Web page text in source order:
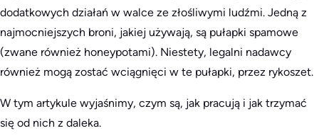
dodatkowych działań w walce ze złośliwymi ludźmi. Jedną z
najmocniejszych broni, jakiej używają, są pułapki spamowe
(zwane również honeypotami). Niestety, legalni nadawcy
również mogą zostać wciągnięci w te pułapki, przez rykoszet.
W tym artykule wyjaśnimy, czym są, jak pracują i jak trzymać
się od nich z daleka.